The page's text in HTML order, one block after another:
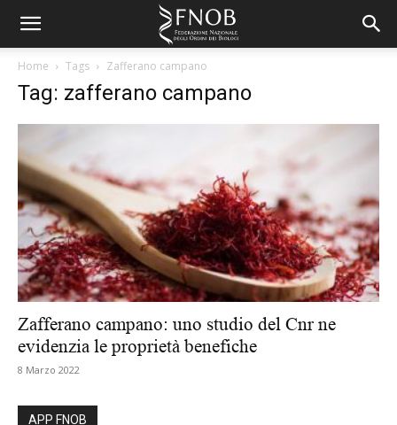
Home Tags Zafferano campano
Tag: zafferano campano
Zafferano campano: uno studio del Cnr ne
evidenzia le proprietà benefiche
8 Marzo 2022
APP FNOB